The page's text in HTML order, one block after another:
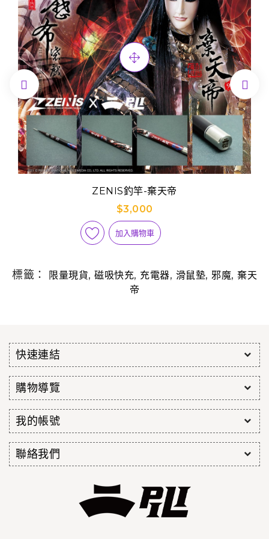
ZENIS釣竿-棄天帝
$3,000
加入購物車
 
標籤： 限量現貨, 磁吸快充, 充電器, 滑鼠墊, 邪魔, 棄天
帝
快速連結
購物導覽
我的帳號
聯絡我們